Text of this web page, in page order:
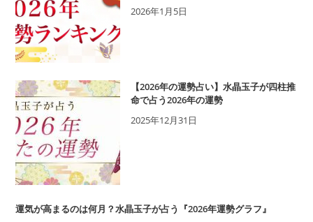
相
性・
勢
を
2026年1月5日
【2026年の運勢占い】水晶玉子が四柱推
命で占う2026年の運勢
2025年12月31日
運気が高まるのは何月？水晶玉子が占う『2026年運勢グラフ』